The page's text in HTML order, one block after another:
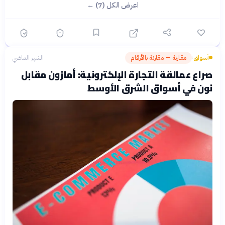
اعرض الكل (7) ←
أسواق› مقارنة — مقارنة بالأرقام الشهر الماضي
صراع عمالقة التجارة الإلكترونية: أمازون مقابل
نون في أسواق الشرق الأوسط